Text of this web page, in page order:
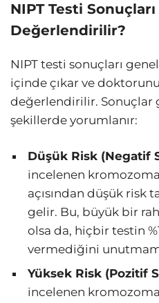
NIPT Testi Sonuçları
Değerlendirilir?
NIPT testi sonuçları
içinde çıkar ve
değerlendirilir. Sonuçlar
şekillerde yorumlanır:
Düşük Risk (Negatif
incelenen
açısından düşük risk
gelir. Bu, büyük bir
olsa da, hiçbir testin
vermediğini
Yüksek Risk (Pozitif
incelenen